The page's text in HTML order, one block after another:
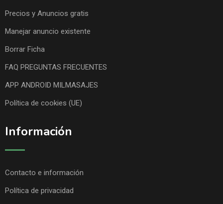
Precios y Anuncios gratis
Manejar anuncio existente
Borrar Ficha
FAQ PREGUNTAS FRECUENTES
APP ANDROID MILMASAJES
Política de cookies (UE)
Información
Contacto e información
Política de privacidad